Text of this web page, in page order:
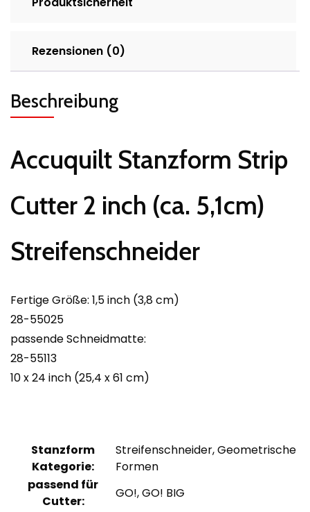
Rezensionen (0)
Beschreibung
Accuquilt Stanzform Strip
Cutter 2 inch (ca. 5,1cm)
Streifenschneider
Fertige Größe: 1,5 inch (3,8 cm)
28-55025
passende Schneidmatte:
28-55113
10 x 24 inch (25,4 x 61 cm)
Stanzform
Kategorie:
Streifenschneider, Geometrische
Formen
passend für
Cutter:
GO!, GO! BIG